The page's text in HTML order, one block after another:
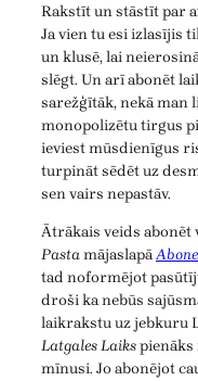
Rakstīt un stāstīt par
Ja vien tu esi izlasījis
un klusē, lai
slēgt. Un arī abonēt
sarežģītāk, nekā man
monopolizētu tirgus
ieviest mūsdienīgus
turpināt sēdēt uz
sen vairs nepastāv.
Ātrākais veids
Pastamājaslapā
tad noformējot
droši ka nebūs
laikrakstu uz jebkuru
Latgales Laikspienāks
mīnusi. Jo abonējot